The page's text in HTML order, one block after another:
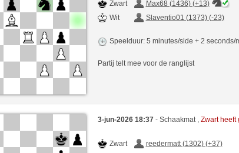
Zwart
Max68 (1436) (+13)
Wit
Slaventio01 (1373) (-23)
Speelduur: 5 minutes/side + 2 seconds/
Partij telt mee voor de ranglijst
3-jun-2026 18:37 - Schaakmat , Zwart heeft
Zwart
reedermatt (1302) (+37)